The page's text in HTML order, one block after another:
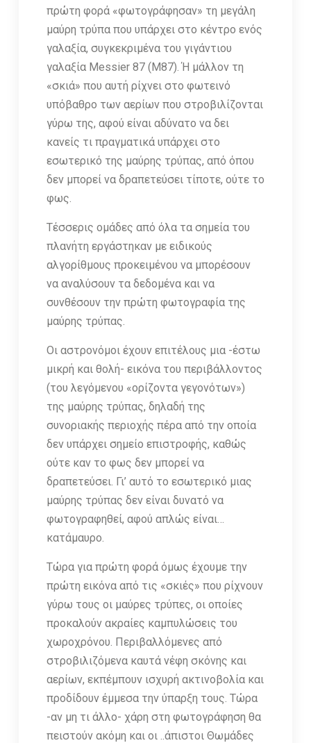
πρώτη φορά «φωτογράφησαν» τη μεγάλη
μαύρη τρύπα που υπάρχει στο κέντρο ενός
γαλαξία, συγκεκριμένα του γιγάντιου
γαλαξία Μessier 87 (Μ87). Ή μάλλον τη
«σκιά» που αυτή ρίχνει στο φωτεινό
υπόβαθρο των αερίων που στροβιλίζονται
γύρω της, αφού είναι αδύνατο να δει
κανείς τι πραγματικά υπάρχει στο
εσωτερικό της μαύρης τρύπας, από όπου
δεν μπορεί να δραπετεύσει τίποτε, ούτε το
φως.
Τέσσερις ομάδες από όλα τα σημεία του
πλανήτη εργάστηκαν με ειδικούς
αλγορίθμους προκειμένου να μπορέσουν
να αναλύσουν τα δεδομένα και να
συνθέσουν την πρώτη φωτογραφία της
μαύρης τρύπας.
Οι αστρονόμοι έχουν επιτέλους μια -έστω
μικρή και θολή- εικόνα του περιβάλλοντος
(του λεγόμενου «ορίζοντα γεγονότων»)
της μαύρης τρύπας, δηλαδή της
συνοριακής περιοχής πέρα από την οποία
δεν υπάρχει σημείο επιστροφής, καθώς
ούτε καν το φως δεν μπορεί να
δραπετεύσει. Γι’ αυτό το εσωτερικό μιας
μαύρης τρύπας δεν είναι δυνατό να
φωτογραφηθεί, αφού απλώς είναι…
κατάμαυρο.
Τώρα για πρώτη φορά όμως έχουμε την
πρώτη εικόνα από τις «σκιές» που ρίχνουν
γύρω τους οι μαύρες τρύπες, οι οποίες
προκαλούν ακραίες καμπυλώσεις του
χωροχρόνου. Περιβαλλόμενες από
στροβιλιζόμενα καυτά νέφη σκόνης και
αερίων, εκπέμπουν ισχυρή ακτινοβολία και
προδίδουν έμμεσα την ύπαρξη τους. Τώρα
-αν μη τι άλλο- χάρη στη φωτογράφηση θα
πειστούν ακόμη και οι ..άπιστοι Θωμάδες